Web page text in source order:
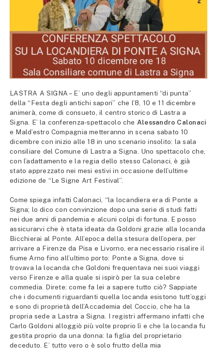
LASTRA A SIGNA – E’ uno degli appuntamenti “di punta”
della “Festa degli antichi sapori” che l’8, 10 e 11 dicembre
animerà, come di consueto, il centro storico di Lastra a
Signa. E’ la conferenza-spettacolo che Alessandro Calonaci
e Mald’estro Compagnia metteranno in scena sabato 10
dicembre con inizio alle 18 in uno scenario insolito: la sala
consiliare del Comune di Lastra a Signa. Uno spettacolo che,
con l’adattamento e la regia dello stesso Calonaci, è già
stato apprezzato nei mesi estivi in occasione dell’ultime
edizione de “Le Signe Art Festival”.
Come spiega infatti Calonaci, “la locandiera era di Ponte a
Signa; lo dico con convinzione dopo una serie di studi fatti
nei due anni di pandemia e alcuni colpi di fortuna. E posso
assicurarvi che è stata ideata da Goldoni grazie alla locanda
Bicchierai al Ponte. All’epoca della stesura dell’opera, per
arrivare a Firenze da Pisa e Livorno, era necessario risalire il
fiume Arno fino all’ultimo porto: Ponte a Signa, dove si
trovava la locanda che Goldoni frequentava nei suoi viaggi
verso Firenze e alla quale si ispirò per la sua celebre
commedia. Direte: come fa lei a sapere tutto ciò? Sappiate
che i documenti riguardanti quella locanda esistono tutt’oggi
e sono di proprietà dell’Accademia del Coccio, che ha la
propria sede a Lastra a Signa. I registri affermano infatti che
Carlo Goldoni alloggiò più volte proprio lì e che la locanda fu
gestita proprio da una donna: la figlia del proprietario
deceduto. E’ tutto vero o è solo frutto della mia